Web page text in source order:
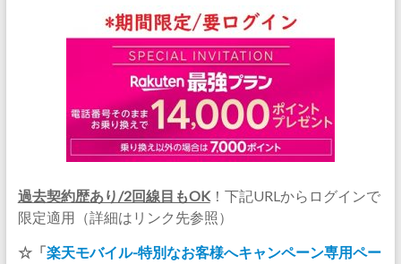
過去契約歴あり/2回線目もOK！下記URLからログインで
限定適用（詳細はリンク先参照）
☆「楽天モバイル-特別なお客様へキャンペーン専用ペー